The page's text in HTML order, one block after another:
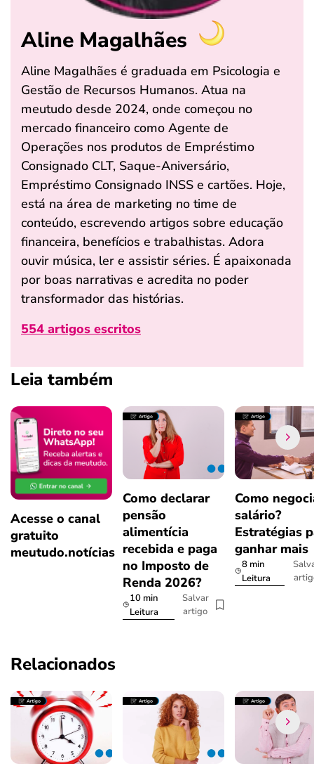
Aline Magalhães
Aline Magalhães é graduada em Psicologia e
Gestão de Recursos Humanos. Atua na
meutudo desde 2024, onde começou no
mercado financeiro como Agente de
Operações nos produtos de Empréstimo
Consignado CLT, Saque-Aniversário,
Empréstimo Consignado INSS e cartões. Hoje,
está na área de marketing no time de
conteúdo, escrevendo artigos sobre educação
financeira, benefícios e trabalhistas. Adora
ouvir música, ler e assistir séries. É apaixonada
por boas narrativas e acredita no poder
transformador das histórias.
554 artigos escritos
Leia também
Acesse o canal
gratuito
meutudo.notícias
Como declarar
pensão
alimentícia
recebida e paga
no Imposto de
Renda 2026?
10 min
Leitura
Salvar
artigo
Como
salário?
Estratégias
ganhar mais
8 min
Leitura
Relacionados